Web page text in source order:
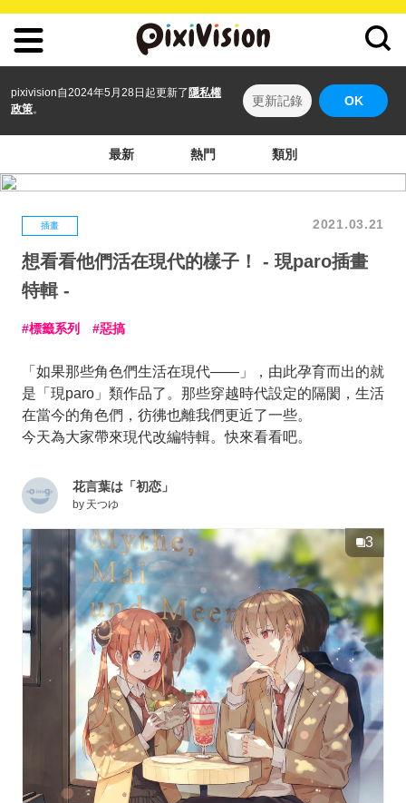
pixivision自2024年5月28日起更新了 隱私權
政策。
更新記錄 OK
最新 熱門 類別
插畫 2021.03.21
想看看他們活在現代的樣子！ - 現paro插畫
特輯 -
標籤系列 惡搞
「如果那些角色們生活在現代——」，由此孕育而出的就
是「現paro」類作品了。那些穿越時代設定的隔閡，生活
在當今的角色們，彷彿也離我們更近了一些。
今天為大家帶來現代改編特輯。快來看看吧。
花言葉は「初恋」
by 天つゆ
3